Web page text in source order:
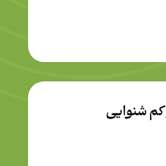
شنوایی